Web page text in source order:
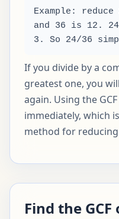
Example:
and 36 is 12.
3. So 24/36
If you divide by a
greatest one, you
again. Using the
immediately, which
method for
Find the